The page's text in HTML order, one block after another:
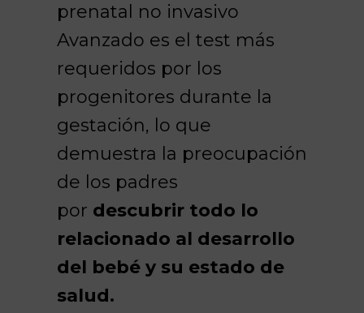
prenatal no invasivo
Avanzado es el test más
requeridos por los
progenitores durante la
gestación, lo que
demuestra la preocupación
de los padres
por descubrir todo lo
relacionado al desarrollo
del bebé y su estado de
salud.